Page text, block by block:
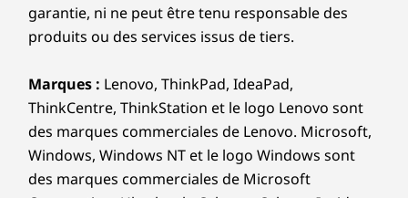
garantie, ni ne peut être tenu responsable des
produits ou des services issus de tiers.
Marques : Lenovo, ThinkPad, IdeaPad,
ThinkCentre, ThinkStation et le logo Lenovo sont
des marques commerciales de Lenovo. Microsoft,
Windows, Windows NT et le logo Windows sont
des marques commerciales de Microsoft